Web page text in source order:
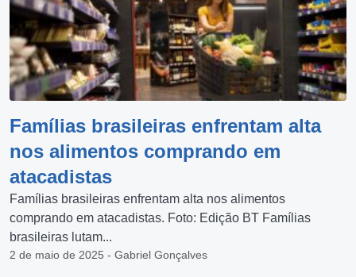
Famílias brasileiras enfrentam alta
nos alimentos comprando em
atacadistas
Famílias brasileiras enfrentam alta nos alimentos
comprando em atacadistas. Foto: Edição BT Famílias
brasileiras lutam...
2 de maio de 2025 - Gabriel Gonçalves